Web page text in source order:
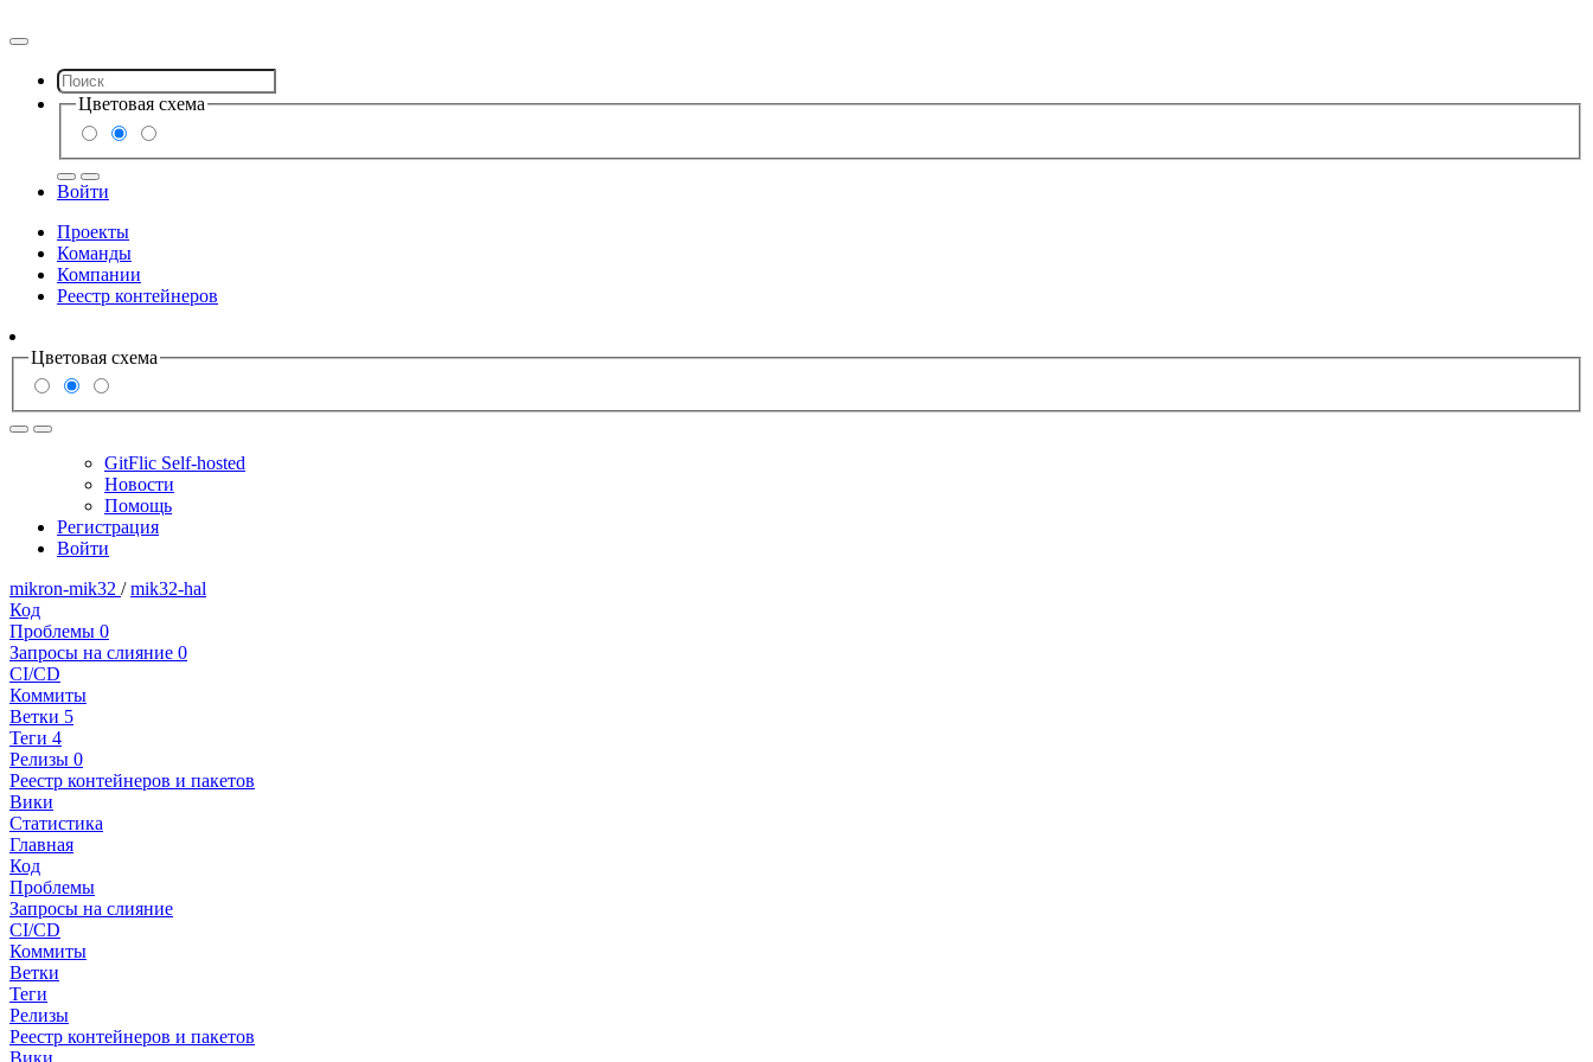
Цветовая схема
Войти
Проекты
Команды
Компании
Реестр контейнеров
Цветовая схема
GitFlic Self-hosted
Новости
Помощь
Регистрация
Войти
mikron-mik32 / mik32-hal
Код
Проблемы 0
Запросы на слияние 0
CI/CD
Коммиты
Ветки 5
Теги 4
Релизы 0
Реестр контейнеров и пакетов
Вики
Статистика
Главная
Код
Проблемы
Запросы на слияние
CI/CD
Коммиты
Ветки
Теги
Релизы
Реестр контейнеров и пакетов